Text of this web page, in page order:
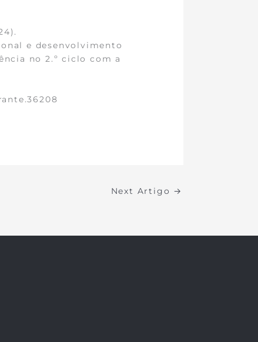
e desenvolvimento
no 2.º ciclo com a
Next Artigo →